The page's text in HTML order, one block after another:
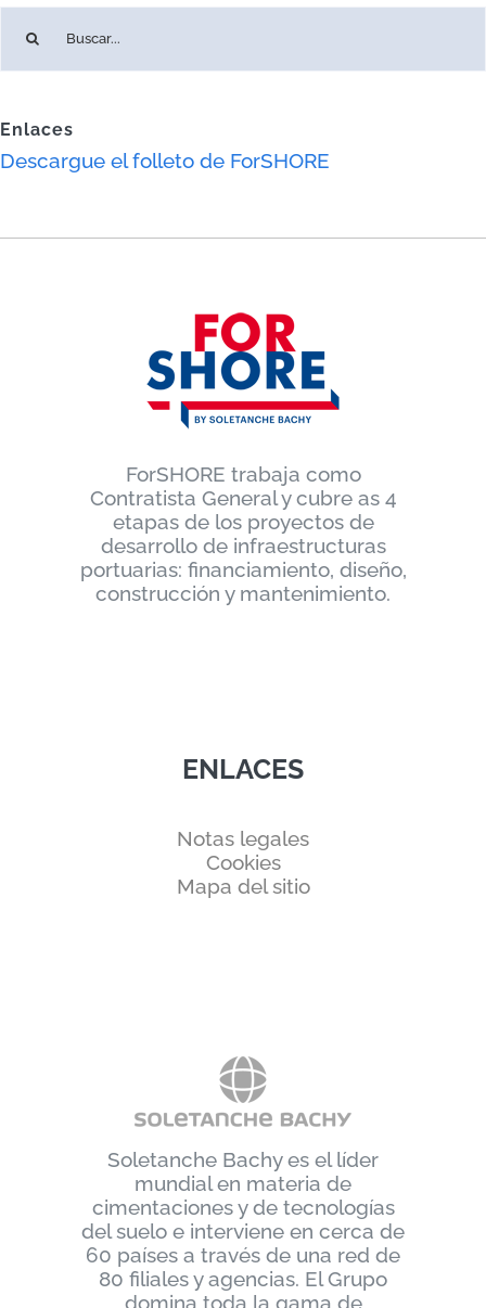
Enlaces
Descargue el folleto de ForSHORE
ForSHORE trabaja como
Contratista General y cubre as 4
etapas de los proyectos de
desarrollo de infraestructuras
portuarias: financiamiento, diseño,
construcción y mantenimiento.
ENLACES
Notas legales
Cookies
Mapa del sitio
Soletanche Bachy es el líder
mundial en materia de
cimentaciones y de tecnologías
del suelo e interviene en cerca de
60 países a través de una red de
80 filiales y agencias. El Grupo
domina toda la gama de